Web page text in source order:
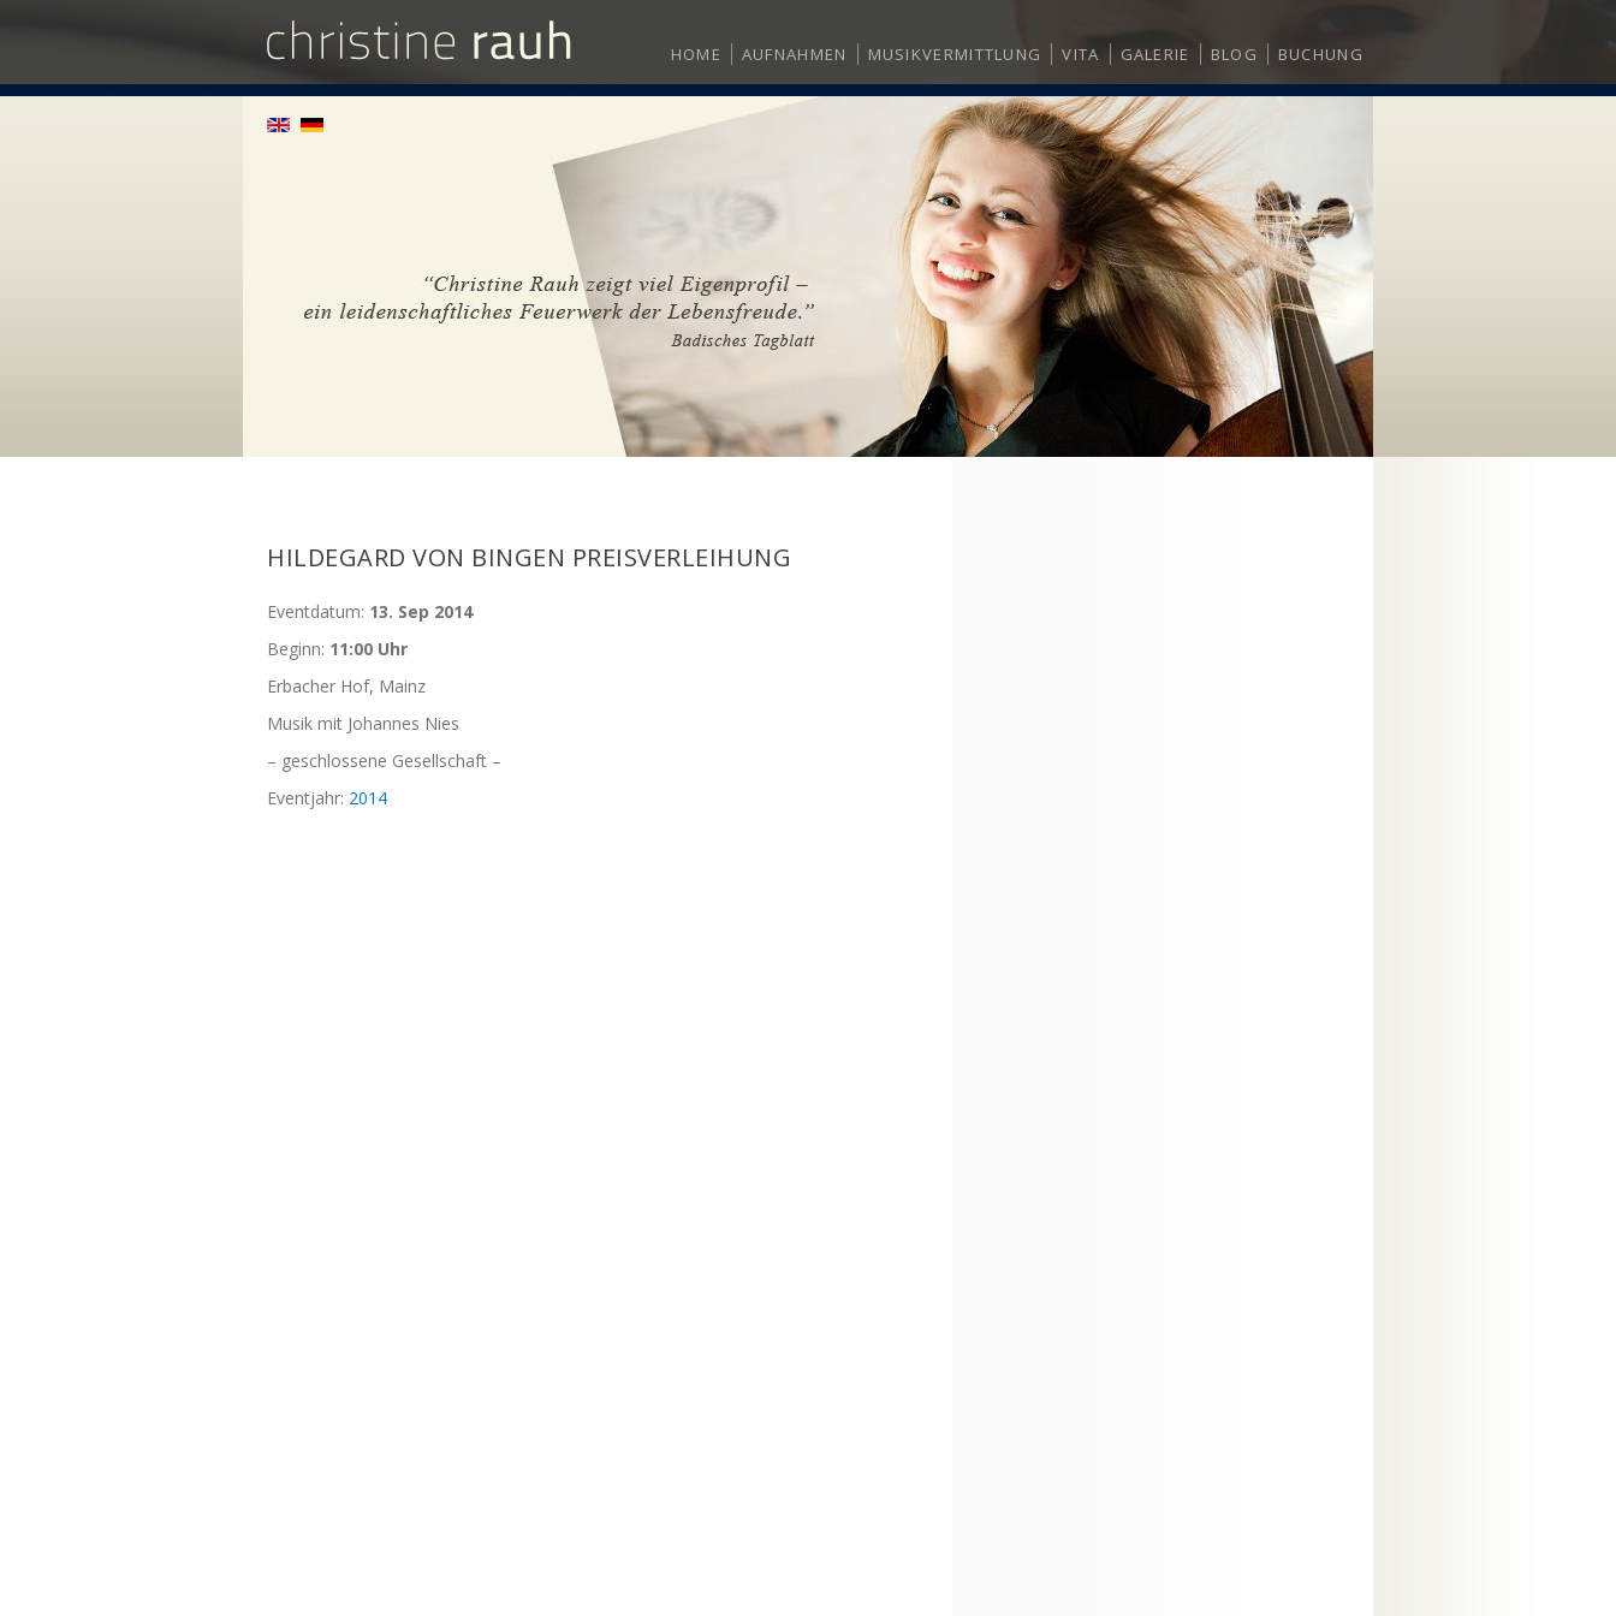
HOME AUFNAHMEN MUSIKVERMITTLUNG VITA GALERIE BLOG BUCHUNG
HILDEGARD VON BINGEN PREISVERLEIHUNG
Eventdatum: 13. Sep 2014
Beginn: 11:00 Uhr
Erbacher Hof, Mainz
Musik mit Johannes Nies
– geschlossene Gesellschaft –
Eventjahr: 2014